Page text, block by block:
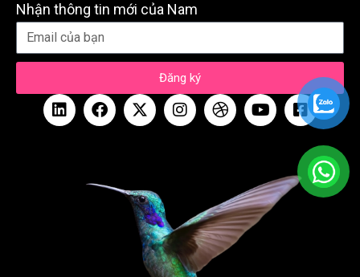
Nhận thông tin mới của Nam
Đăng ký